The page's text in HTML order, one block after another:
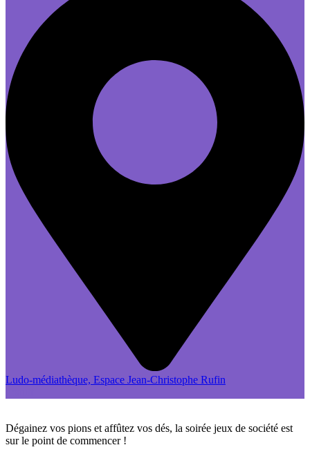
Ludo-médiathèque, Espace Jean-Christophe Rufin
Dégainez vos pions et affûtez vos dés, la soirée jeux de société est
sur le point de commencer !